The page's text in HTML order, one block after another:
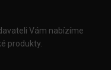
Vám nabízíme
produkty.